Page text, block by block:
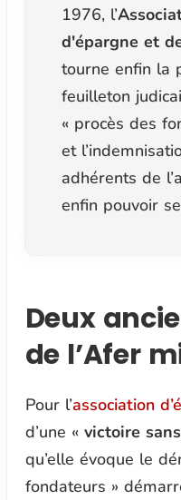
1976, l’
d'épargne et
tourne enfin la
feuilleton
« procès des
et
adhérents de
enfin pouvoir
Deux
de l’Afer
Pour l’association
d’une « victoire
qu’elle évoque le
fondateurs »